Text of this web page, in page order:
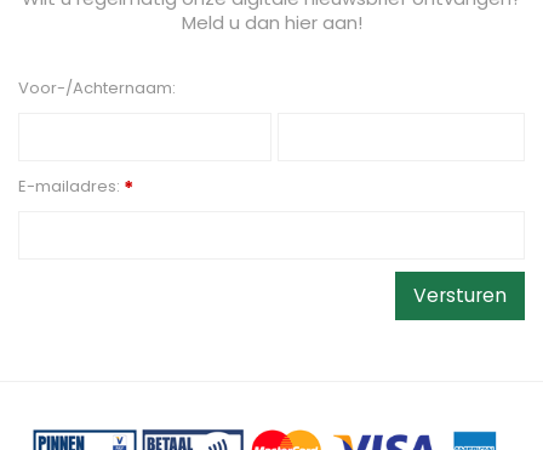
Meld u dan hier aan!
Voor-/Achternaam:
E-mailadres: *